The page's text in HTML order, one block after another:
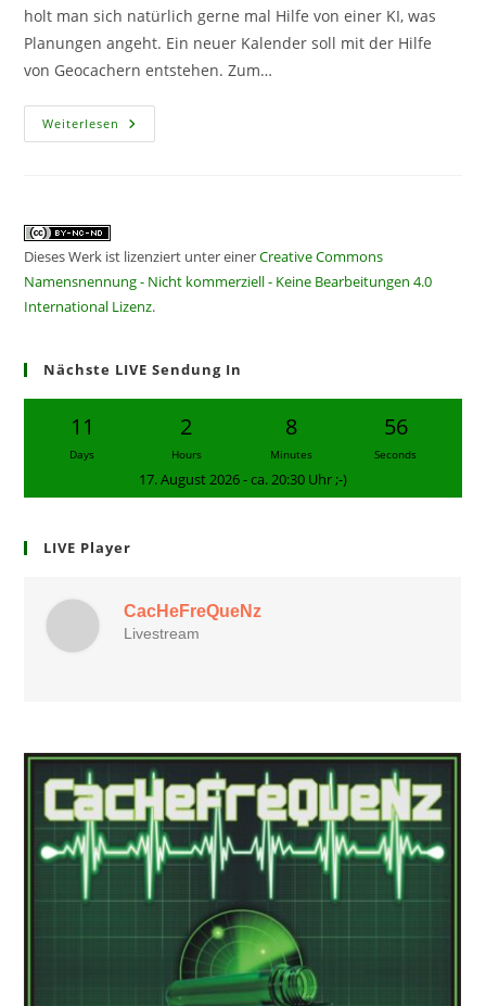
holt man sich natürlich gerne mal Hilfe von einer KI, was
Planungen angeht. Ein neuer Kalender soll mit der Hilfe
von Geocachern entstehen. Zum…
Weiterlesen CF
347
Dieses Werk ist lizenziert unter einerCreative Commons
Namensnennung - Nicht kommerziell - Keine Bearbeitungen 4.0
International Lizenz.
Nächste LIVE Sendung In
11
Days
2
Hours
8
Minutes
55
Seconds
17. August 2026 - ca. 20:30 Uhr ;-)
LIVE Player